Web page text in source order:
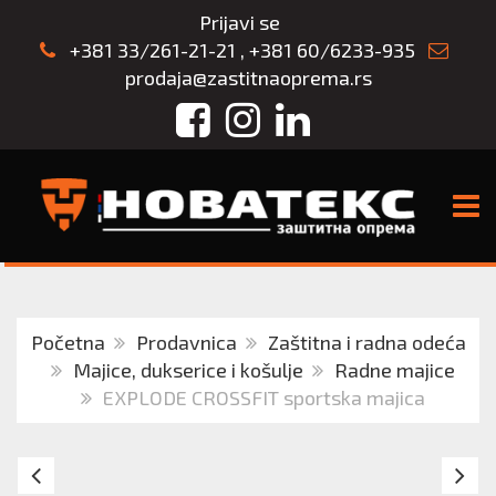
Prijavi se
+381 33/261-21-21 , +381 60/6233-935
prodaja@zastitnaoprema.rs
FacebookInstagram
LinkedIn
Početna Prodavnica
Zaštitna i radna odeća
Majice, dukserice i košulje
Radne majice
EXPLODE CROSSFIT sportska majica
EXPLODE